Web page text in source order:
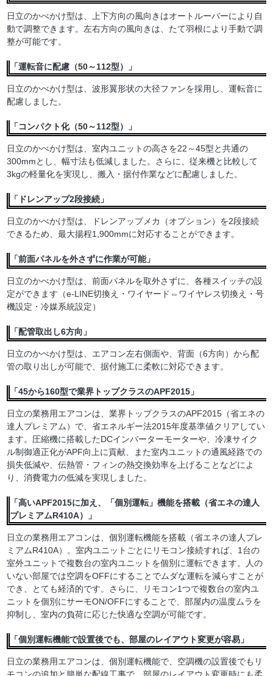
日立のかべかけ型は、上下方向の風向きはオートルーバーにより自
動で調整できます。左右方向の風向きは、たて羽根により手動で調
整が可能です。
「運転音に配慮（50～112型）」
日立のかべかけ型は、波形翼形状の大径ファンを採用し、運転音に
配慮しました。
「コンパクト化（50～112型）」
日立のかべかけ型は、室内ユニットの高さを22～45型と共通の
300mmとし、幅寸法も低減しました。さらに、従来機と比較して
3kgの軽量化を実現し、搬入・据付作業などに配慮しました。
「ドレンアップ2段接続」
日立のかべかけ型は、ドレンアップメカ（オプション）を2段接続
できるため、最大揚程1,900mmに対応することができます。
「前面パネルを外さずに作業が可能」
日立のかべかけ型は、前面パネルを取外さずに、各種スイッチの設
定ができます（e-LINE切換え・ワイヤード⇔ワイヤレス切換え・号
機設定・冷媒系統設定）
「配管取出し6方向」
日立のかべかけ型は、エアコン左右側面や、背面（6方向）から配
管の取り出しが可能で、据付施工に柔軟に対応できます。
「45から160型で業界トップクラスのAPF2015」
日立の業務用エアコンは、業界トップクラスのAPF2015（省エネの
達人プレミアム）で、省エネルギー法2015年度基準値クリアしてい
ます。圧縮機に搭載したDCインバーターモーターや、冷凍サイク
ル制御適正化がAPF向上に貢献、また室内ユニットの通風経路での
損失低減や、伝熱管・フィンの熱交換効率を上げることなどによ
り、消費電力の低減を実現しました。
「高いAPF2015に加え、「個別運転」機能を搭載（省エネの達人
プレミアムR410A）」
日立の業務用エアコンは、個別運転機能を搭載（省エネの達人プレ
ミアムR410A）。室内ユニットごとにリモコン接続すれば、1台の
室外ユニットで複数台の室内ユニットを個別に運転できます。人の
いない部屋では空調をOFFにすることでムダな運転を減らすことが
でき、とても経済的です。さらに、リモコン1つで複数台の室内ユ
ニットを個別にサーモON/OFFにすることで、部屋内の温度ムラを
抑制し、室内の負荷に応じた快適な空調が可能です。
「個別運転機能で設置後でも、部屋のレイアウト変更が容易」
日立の業務用エアコンは、個別運転機能で、空調機の設置後でもリ